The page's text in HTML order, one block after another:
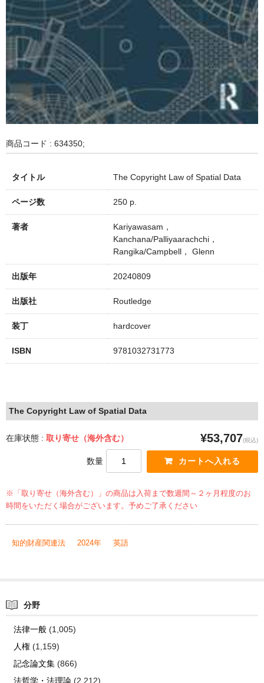
商品コード : 634350;
タイトル The Copyright Law of Spatial Data
ページ数 250 p.
著者
Kariyawasam，
Kanchana/Palliyaarachchi，
Rangika/Campbell， Glenn
出版年 20240809
出版社 Routledge
装丁 hardcover
ISBN 9781032731773
The Copyright Law of Spatial Data
在庫状態 : 取り寄せ（海外含む） ¥53,707(税込)
数量
※「取り寄せ（海外含む）」の商品は入荷まで数週間～２ヶ月程度のお
時間をいただく場合がございます。予めご了承ください
知的財産関連法 2024年 英語
分野
法律一般(1,005)
人権(1,159)
記念論文集(866)
法哲学・法理論(2,212)